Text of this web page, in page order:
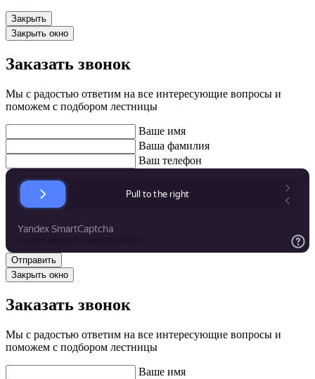
Закрыть
Закрыть окно
Заказать звонок
Мы с радостью ответим на все интересующие вопросы и
поможем с подбором лестницы
Ваше имя
Ваша фамилия
Ваш телефон
Закрыть окно
Заказать звонок
Мы с радостью ответим на все интересующие вопросы и
поможем с подбором лестницы
Ваше имя